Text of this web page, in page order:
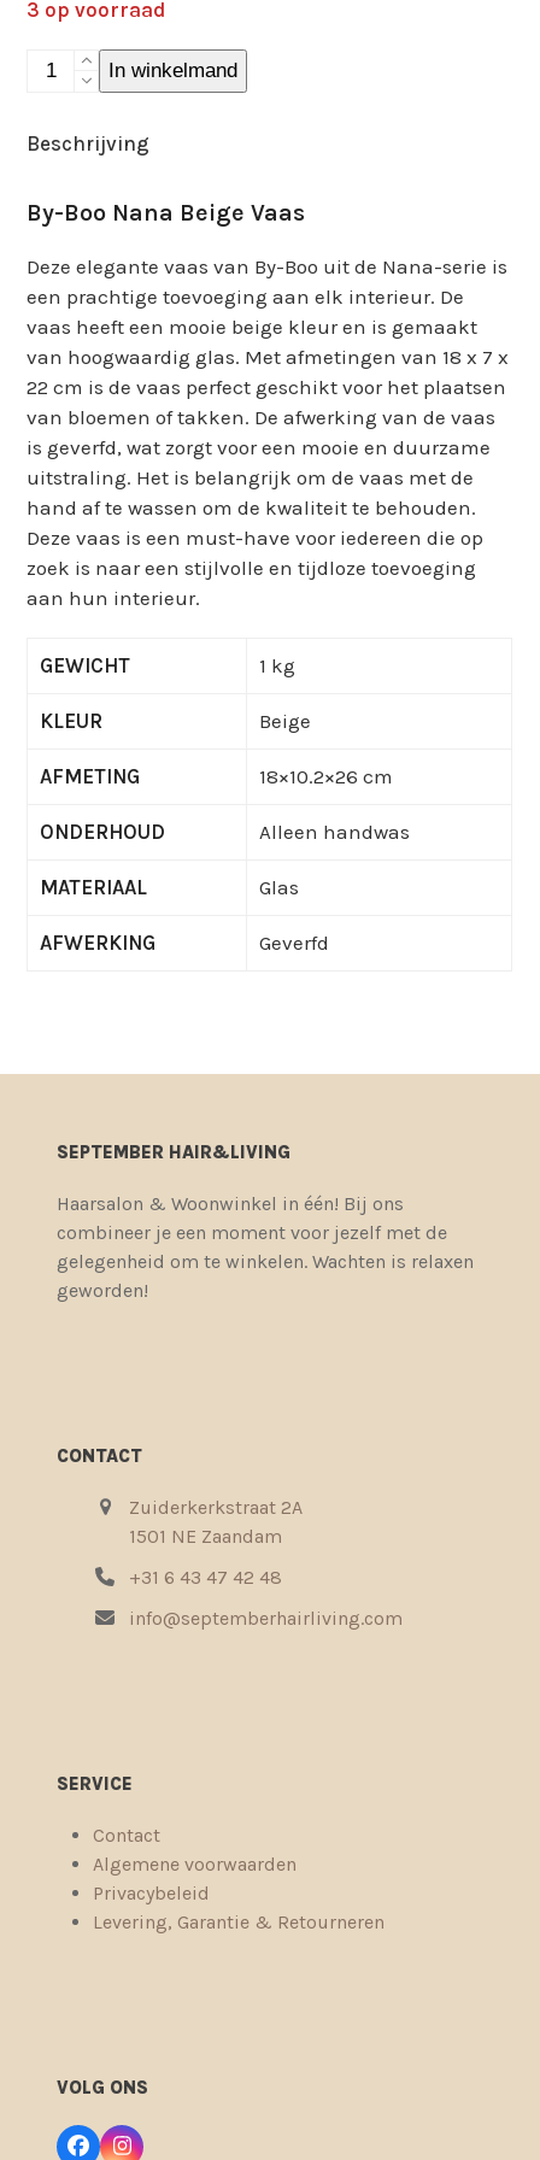
3 op voorraad
By-
Beige
aantal
In winkelmand
Beschrijving
By-Boo Nana Beige Vaas
Deze elegante vaas van By-Boo uit de Nana-serie is
een prachtige toevoeging aan elk interieur. De
vaas heeft een mooie beige kleur en is gemaakt
van hoogwaardig glas. Met afmetingen van 18 x 7 x
22 cm is de vaas perfect geschikt voor het plaatsen
van bloemen of takken. De afwerking van de vaas
is geverfd, wat zorgt voor een mooie en duurzame
uitstraling. Het is belangrijk om de vaas met de
hand af te wassen om de kwaliteit te behouden.
Deze vaas is een must-have voor iedereen die op
zoek is naar een stijlvolle en tijdloze toevoeging
aan hun interieur.
GEWICHT 1 kg
KLEUR Beige
AFMETING 18×10.2×26 cm
ONDERHOUD Alleen handwas
MATERIAAL Glas
AFWERKING Geverfd
SEPTEMBER HAIR&LIVING
Haarsalon & Woonwinkel in één! Bij ons
combineer je een moment voor jezelf met de
gelegenheid om te winkelen. Wachten is relaxen
geworden!
CONTACT
Zuiderkerkstraat 2A
1501 NE Zaandam
+31 6 43 47 42 48
info@septemberhairliving.com
SERVICE
Contact
Algemene voorwaarden
Privacybeleid
Levering, Garantie & Retourneren
VOLG ONS